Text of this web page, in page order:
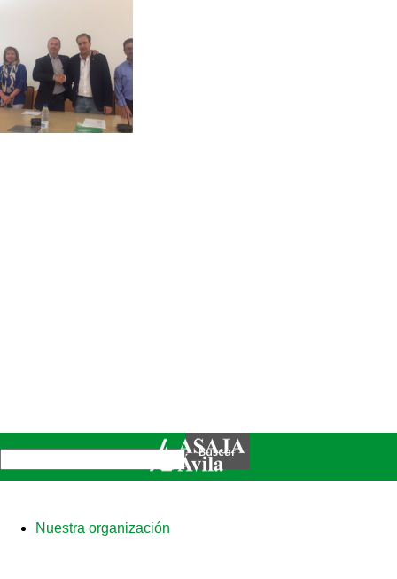
Nuestra organización